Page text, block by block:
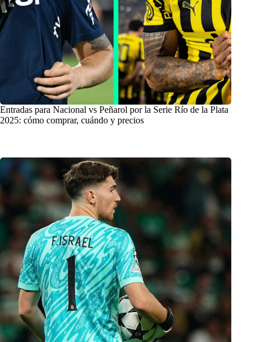
Entradas para Nacional vs Peñarol por la Serie Río de la Plata
2025: cómo comprar, cuándo y precios